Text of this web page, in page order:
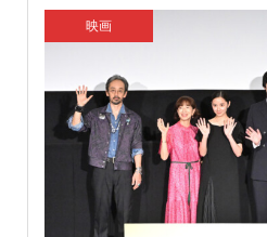
映画